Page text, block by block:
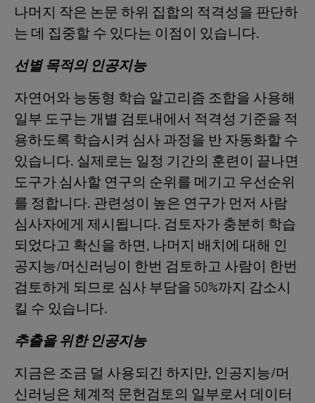
나머지 작은 논문 하위 집합의 적격성을 판단하
는 데 집중할 수 있다는 이점이 있습니다.
선별 목적의 인공지능
자연어와 능동형 학습 알고리즘 조합을 사용해
일부 도구는 개별 검토내에서 적격성 기준을 적
용하도록 학습시켜 심사 과정을 반 자동화할 수
있습니다. 실제로는 일정 기간의 훈련이 끝나면
도구가 심사할 연구의 순위를 메기고 우선순위
를 정합니다. 관련성이 높은 연구가 먼저 사람
심사자에게 제시됩니다. 검토자가 충분히 학습
되었다고 확신을 하면, 나머지 배치에 대해 인
공지능/머신러닝이 한번 검토하고 사람이 한번
검토하게 되므로 심사 부담을 50%까지 감소시
킬 수 있습니다.
추출을 위한 인공지능
지금은 조금 덜 사용되긴 하지만, 인공지능/머
신러닝은 체계적 문헌검토의 일부로서 데이터